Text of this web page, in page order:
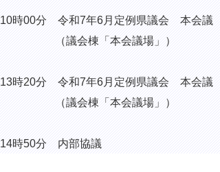
10時00分 令和7年6月定例県議会 本会議
（議会棟「本会議場」）
13時20分 令和7年6月定例県議会 本会議
（議会棟「本会議場」）
14時50分 内部協議